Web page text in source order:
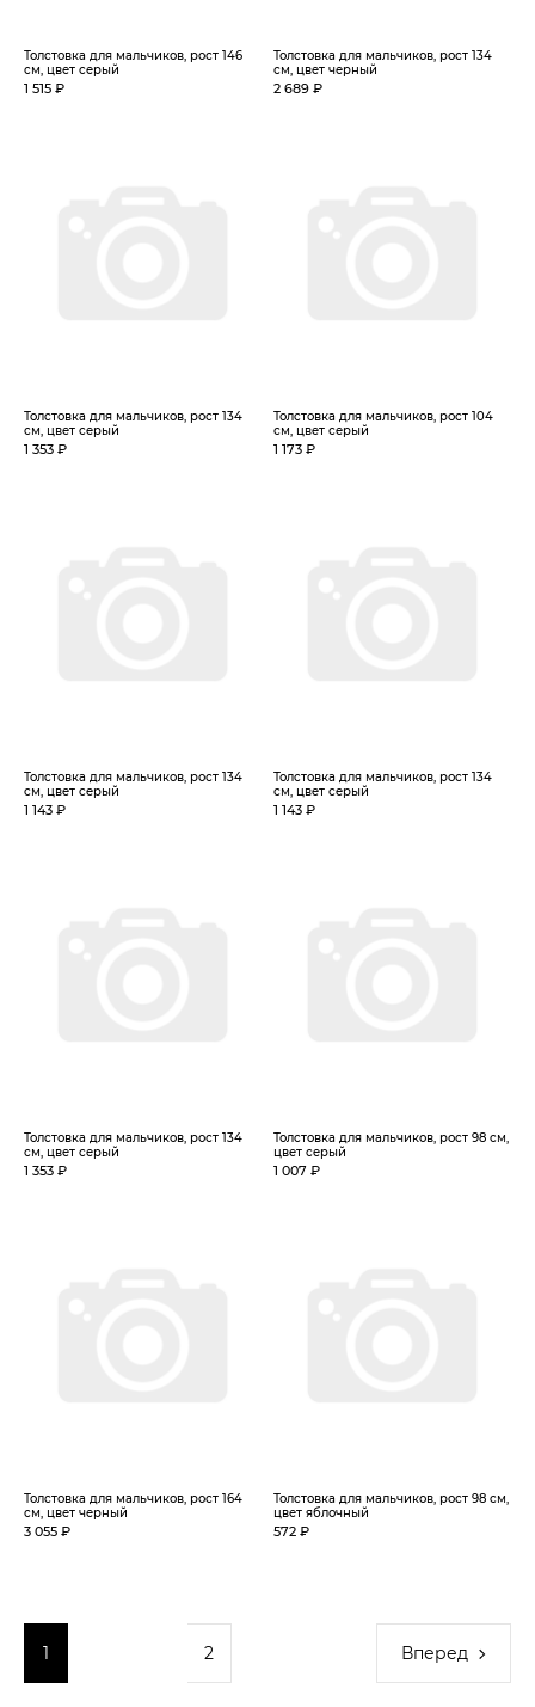
Толстовка для мальчиков, рост 146
см, цвет серый
1 515 ₽
Толстовка для мальчиков, рост 134
см, цвет черный
2 689 ₽
Толстовка для мальчиков, рост 134
см, цвет серый
1 353 ₽
Толстовка для мальчиков, рост 104
см, цвет серый
1 173 ₽
Толстовка для мальчиков, рост 134
см, цвет серый
1 143 ₽
Толстовка для мальчиков, рост 134
см, цвет серый
1 143 ₽
Толстовка для мальчиков, рост 134
см, цвет серый
1 353 ₽
Толстовка для мальчиков, рост 98 см,
цвет серый
1 007 ₽
Толстовка для мальчиков, рост 164
см, цвет черный
3 055 ₽
Толстовка для мальчиков, рост 98 см,
цвет яблочный
572 ₽
1 2 Вперед